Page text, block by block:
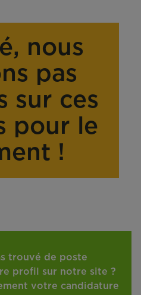
nous
pas
sur ces
pour le
!
trouvé de poste
profil sur notre site ?
votre candidature